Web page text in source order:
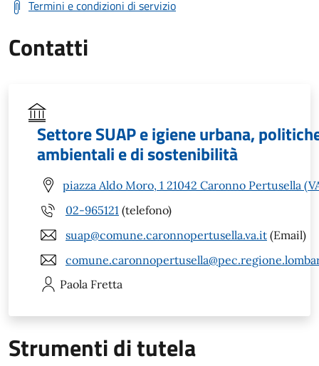
Termini e condizioni di servizio
Contatti
Settore SUAP e igiene urbana,
ambientali e di sostenibilità
piazza Aldo Moro, 1 21042 Caronno Pertusella
02-965121 (telefono)
suap@comune.caronnopertusella.va.it (Email)
Paola Fretta
Strumenti di tutela